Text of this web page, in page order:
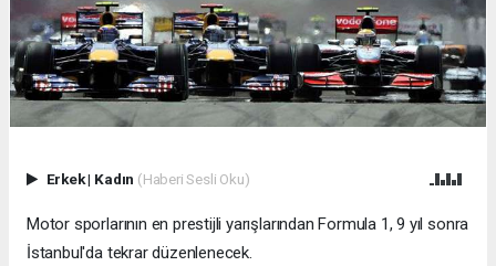
Erkek| Kadın (Haberi Sesli Oku)
Motor sporlarının en prestijli yarışlarından Formula 1, 9 yıl sonra
İstanbul'da tekrar düzenlenecek.